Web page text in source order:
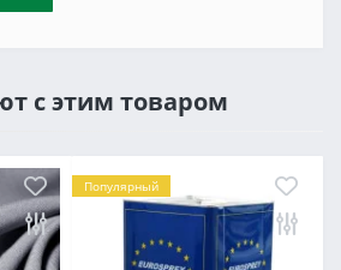
с этим товаром
Популярный